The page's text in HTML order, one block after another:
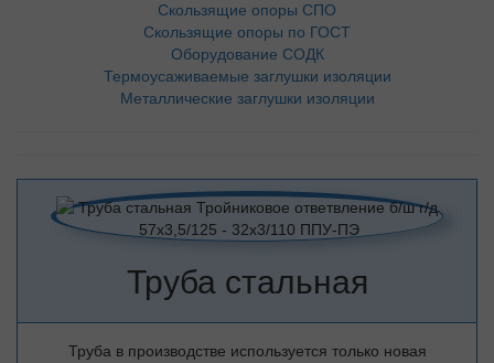
Скользящие опоры СПО
Скользящие опоры по ГОСТ
Оборудование СОДК
Термоусаживаемые заглушки изоляции
Металлические заглушки изоляции
Труба стальная
Труба в производстве используется только новая